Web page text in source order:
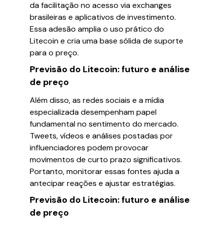
da facilitação no acesso via exchanges
brasileiras e aplicativos de investimento.
Essa adesão amplia o uso prático do
Litecoin e cria uma base sólida de suporte
para o preço.
Previsão do Litecoin: futuro e análise
de preço
Além disso, as redes sociais e a mídia
especializada desempenham papel
fundamental no sentimento do mercado.
Tweets, vídeos e análises postadas por
influenciadores podem provocar
movimentos de curto prazo significativos.
Portanto, monitorar essas fontes ajuda a
antecipar reações e ajustar estratégias.
Previsão do Litecoin: futuro e análise
de preço